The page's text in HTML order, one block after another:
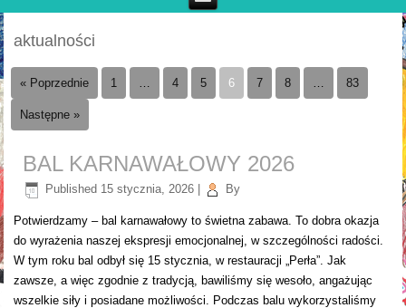
aktualności
« Poprzednie 1 … 4 5 6 7 8 … 83
Następne »
BAL KARNAWAŁOWY 2026
Published 15 stycznia, 2026 By
Potwierdzamy – bal karnawałowy to świetna zabawa. To dobra okazja
do wyrażenia naszej ekspresji emocjonalnej, w szczególności radości.
W tym roku bal odbył się 15 stycznia, w restauracji „Perła”. Jak
zawsze, a więc zgodnie z tradycją, bawiliśmy się wesoło, angażując
wszelkie siły i posiadane możliwości. Podczas balu wykorzystaliśmy